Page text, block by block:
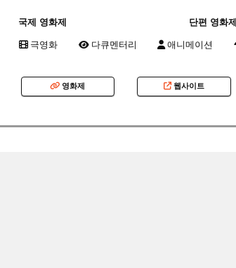
국제 영화제 단편 영화제
극영화 다큐멘터리 애니메이션
영화제 웹사이트